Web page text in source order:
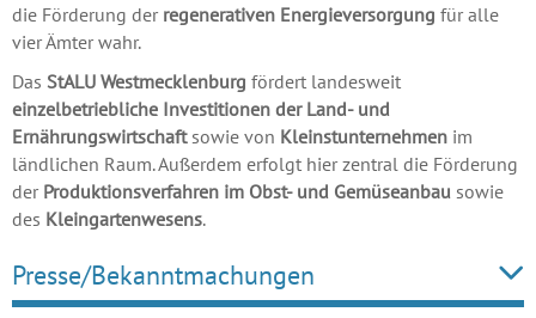
die Förderung der regenerativen Energieversorgung für alle
vier Ämter wahr.
Das StALU Westmecklenburg fördert landesweit
einzelbetriebliche Investitionen der Land- und
Ernährungswirtschaftsowie von Kleinstunternehmen im
ländlichen Raum. Außerdem erfolgt hier zentral die Förderung
der Produktionsverfahren im Obst- und Gemüseanbau sowie
des Kleingartenwesens.
Presse/Bekanntmachungen